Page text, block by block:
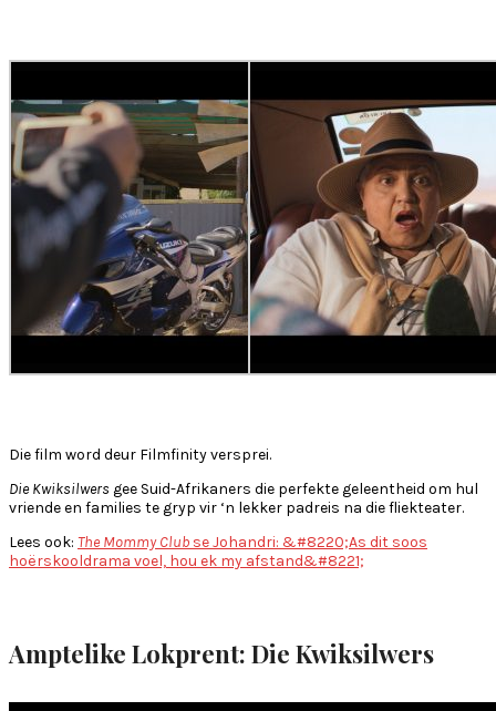
Die film word deur Filmfinity versprei.
Die Kwiksilwers gee Suid-Afrikaners die perfekte geleentheid om hul
vriende en families te gryp vir ‘n lekker padreis na die fliekteater.
Lees ook: The Mommy Club se Johandri: &#8220;As dit soos
hoërskooldrama voel, hou ek my afstand&#8221;
Amptelike Lokprent: Die Kwiksilwers